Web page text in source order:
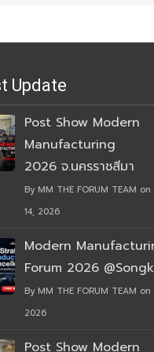
Update
Post Show Modern
Manufacturing
2026 จ.นครราชสีมา
By MM THE FORUM TEAM on
14, 2026
Modern
Forum 2026
By MM THE FORUM TEAM on
2026
Post Show Modern